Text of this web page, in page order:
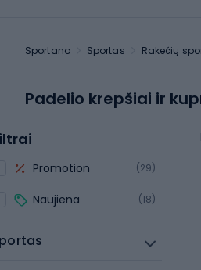
Sportano Sportas Rakečių
Padelio krepšiai ir
Promotion (29)
Naujiena (18)